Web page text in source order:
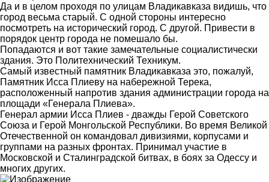
Да и в целом проходя по улицам Владикавказа видишь, что
город весьма старый. С одной стороны интересно
посмотреть на исторический город. С другой. Привести в
порядок центр города не помешало бы.
Попадаются и вот такие замечательные социалистически
здания. Это Политехнический Техникум.
Самый известный памятник Владикавказа это, пожалуй,
Памятник Исса Плиеву на набережной Терека,
расположенный напротив здания администрации города на
площади «Генерала Плиева».
Генерал армии Исса Плиев - дважды Герой Советского
Союза и Герой Монгольской Республики. Во время Великой
Отечественной он командовал дивизиями, корпусами и
группами на разных фронтах. Принимал участие в
Московской и Сталинградской битвах, в боях за Одессу и
многих других.